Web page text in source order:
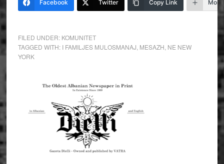
Facebook Twitter Copy Link More
FILED UNDER: KOMUNITET
TAGGED WITH: I FAMILJES MULOSMANAJ MESAZH NE NEW
YORK